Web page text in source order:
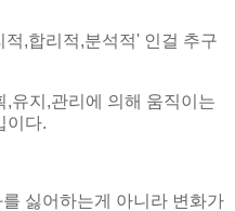
,합리적,분석적' 인걸 추구
유지,관리에 의해 움직이는
이다.
싫어하는게 아니라 변화가